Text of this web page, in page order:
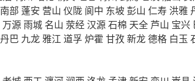
南部 蓬安 营山 仪陇 阆中 东坡彭山 仁寿 洪雅
万源雨城 名山 荥经汉源石棉 天全 芦山 宝兴
丹巴 九龙雅江 道孚炉霍 甘孜新龙德格 白玉